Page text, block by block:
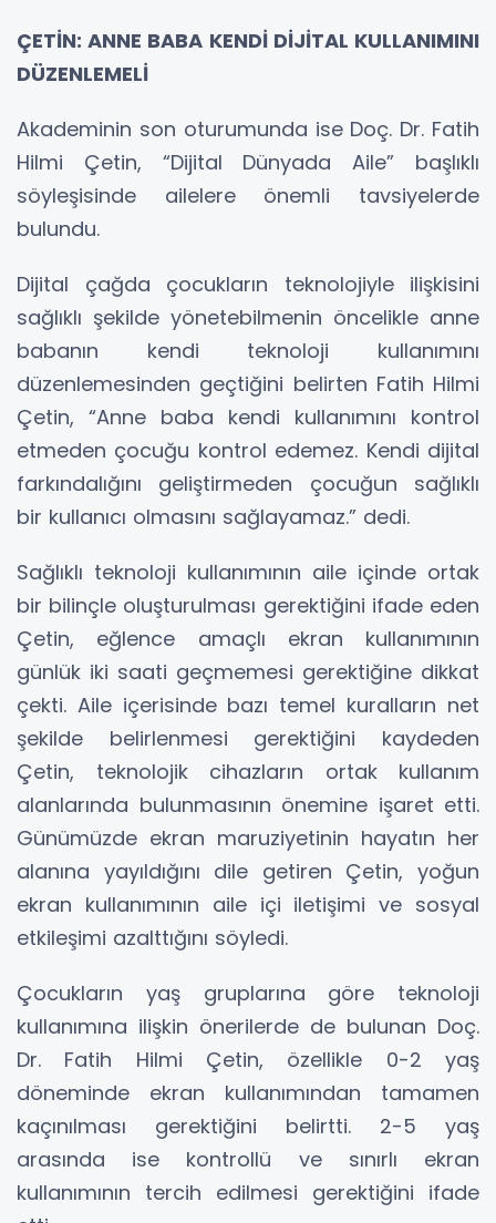
ÇETİN: ANNE BABA KENDİ DİJİTAL KULLANIMINI
DÜZENLEMELİ
Akademinin son oturumunda ise Doç. Dr. Fatih
Hilmi Çetin, “Dijital Dünyada Aile” başlıklı
söyleşisinde ailelere önemli tavsiyelerde
bulundu.
Dijital çağda çocukların teknolojiyle ilişkisini
sağlıklı şekilde yönetebilmenin öncelikle anne
babanın kendi teknoloji kullanımını
düzenlemesinden geçtiğini belirten Fatih Hilmi
Çetin, “Anne baba kendi kullanımını kontrol
etmeden çocuğu kontrol edemez. Kendi dijital
farkındalığını geliştirmeden çocuğun sağlıklı
bir kullanıcı olmasını sağlayamaz.” dedi.
Sağlıklı teknoloji kullanımının aile içinde ortak
bir bilinçle oluşturulması gerektiğini ifade eden
Çetin, eğlence amaçlı ekran kullanımının
günlük iki saati geçmemesi gerektiğine dikkat
çekti. Aile içerisinde bazı temel kuralların net
şekilde belirlenmesi gerektiğini kaydeden
Çetin, teknolojik cihazların ortak kullanım
alanlarında bulunmasının önemine işaret etti.
Günümüzde ekran maruziyetinin hayatın her
alanına yayıldığını dile getiren Çetin, yoğun
ekran kullanımının aile içi iletişimi ve sosyal
etkileşimi azalttığını söyledi.
Çocukların yaş gruplarına göre teknoloji
kullanımına ilişkin önerilerde de bulunan Doç.
Dr. Fatih Hilmi Çetin, özellikle 0-2 yaş
döneminde ekran kullanımından tamamen
kaçınılması gerektiğini belirtti. 2-5 yaş
arasında ise kontrollü ve sınırlı ekran
kullanımının tercih edilmesi gerektiğini ifade